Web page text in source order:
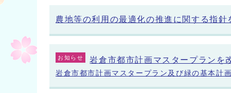
農地等の利用の最適化の推進に関する指針
お知らせ 岩倉市都市計画マスタープランを
岩倉市都市計画マスタープラン及び緑の基本計画